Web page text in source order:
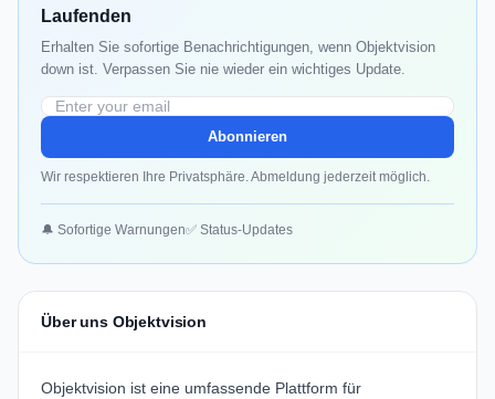
Laufenden
Erhalten Sie sofortige Benachrichtigungen, wenn Objektvision
down ist. Verpassen Sie nie wieder ein wichtiges Update.
Abonnieren
Wir respektieren Ihre Privatsphäre. Abmeldung jederzeit möglich.
🔔 Sofortige Warnungen✅ Status-Updates
Über uns Objektvision
Objektvision ist eine umfassende Plattform für